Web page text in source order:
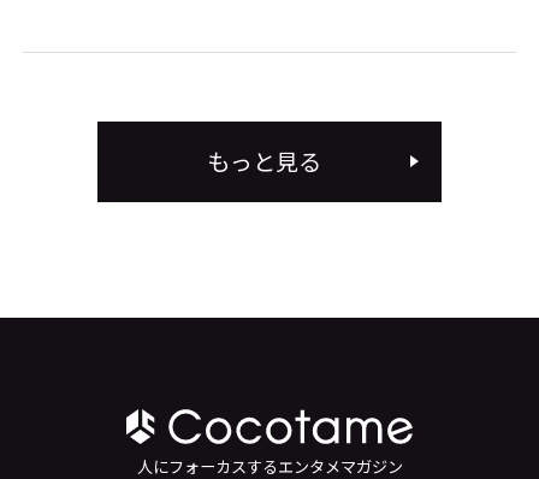
もっと見る
人にフォーカスするエンタメマガジン